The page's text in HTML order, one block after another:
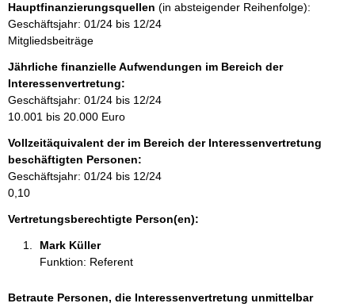
t
i
n
f
o
r
m
t
i
o
n
e
Hauptfinanzierungsquellen (in absteigender Reihenfolge):
Geschäftsjahr: 01/24 bis 12/24
Mitgliedsbeiträge
Jährliche finanzielle Aufwendungen im Bereich der
Interessenvertretung:
Geschäftsjahr: 01/24 bis 12/24
10.001 bis 20.000 Euro
Vollzeitäquivalent der im Bereich der Interessenvertretung
beschäftigten Personen:
Geschäftsjahr: 01/24 bis 12/24
0,10
Vertretungsberechtigte Person(en):
Mark Küller
Funktion: Referent
Betraute Personen, die Interessenvertretung unmittelbar